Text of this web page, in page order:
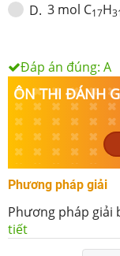
D. 3 mol C17H
Đáp án đúng: A
ÔN THI ĐÁNH
Phương pháp giải
Phương pháp giải
tiết